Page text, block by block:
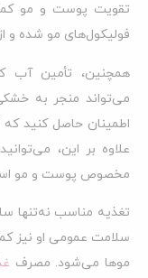
تقویت پوست و مو
فولیکول‌های مو شده و
همچنین، تأمین آب
می‌تواند منجر به
اطمینان حاصل کنید
علاوه بر این،
مخصوص پوست و مو
تغذیه مناسب نه‌تنها
سلامت عمومی او نیز
موها می‌شود. مصرف